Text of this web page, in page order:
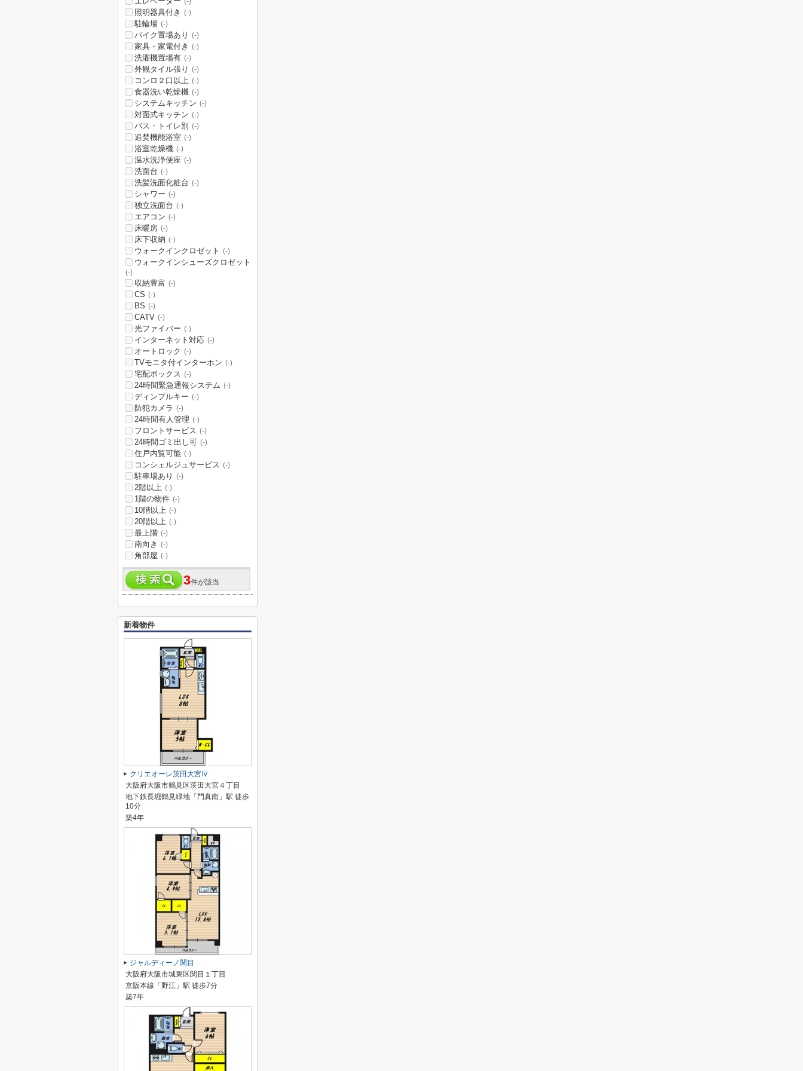
照明器具付き (-)
駐輪場 (-)
バイク置場あり (-)
家具・家電付き (-)
洗濯機置場有 (-)
外観タイル張り (-)
コンロ２口以上 (-)
食器洗い乾燥機 (-)
システムキッチン (-)
対面式キッチン (-)
バス・トイレ別 (-)
追焚機能浴室 (-)
浴室乾燥機 (-)
温水洗浄便座 (-)
洗面台 (-)
洗髪洗面化粧台 (-)
シャワー (-)
独立洗面台 (-)
エアコン (-)
床暖房 (-)
床下収納 (-)
ウォークインクロゼット (-)
ウォークインシューズクロゼット
(-)
収納豊富 (-)
CS (-)
BS (-)
CATV (-)
光ファイバー (-)
インターネット対応 (-)
オートロック (-)
TVモニタ付インターホン (-)
宅配ボックス (-)
24時間緊急通報システム (-)
ディンプルキー (-)
防犯カメラ (-)
24時間有人管理 (-)
フロントサービス (-)
24時間ゴミ出し可 (-)
住戸内覧可能 (-)
コンシェルジュサービス (-)
駐車場あり (-)
2階以上 (-)
1階の物件 (-)
10階以上 (-)
20階以上 (-)
最上階 (-)
南向き (-)
角部屋 (-)
3件が該当
新着物件
クリエオーレ茨田大宮Ⅳ
大阪府大阪市鶴見区茨田大宮４丁目
地下鉄長堀鶴見緑地「門真南」駅 徒歩
10分
築4年
ジャルディーノ関目
大阪府大阪市城東区関目１丁目
京阪本線「野江」駅 徒歩7分
築7年